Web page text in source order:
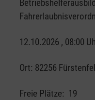
12.10.2026 , 08:00
Ort: 82256
Freie Plätze: 19